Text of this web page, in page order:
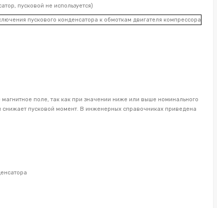
пусковой не используется)
поле, так как при значении ниже или выше номинального
снижает пусковой момент. В инженерных справочниках приведена